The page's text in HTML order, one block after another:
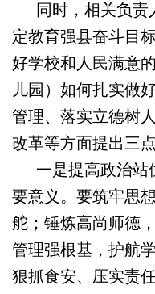
同时，相关负责
定教育强县奋斗目
好学校和人民满意
儿园）如何扎实做
管理、落实立德树
改革等方面提出三
一是提高政治站
要意义。要筑牢思
舵；锤炼高尚师德
管理强根基，护航
狠抓食安、压实责任